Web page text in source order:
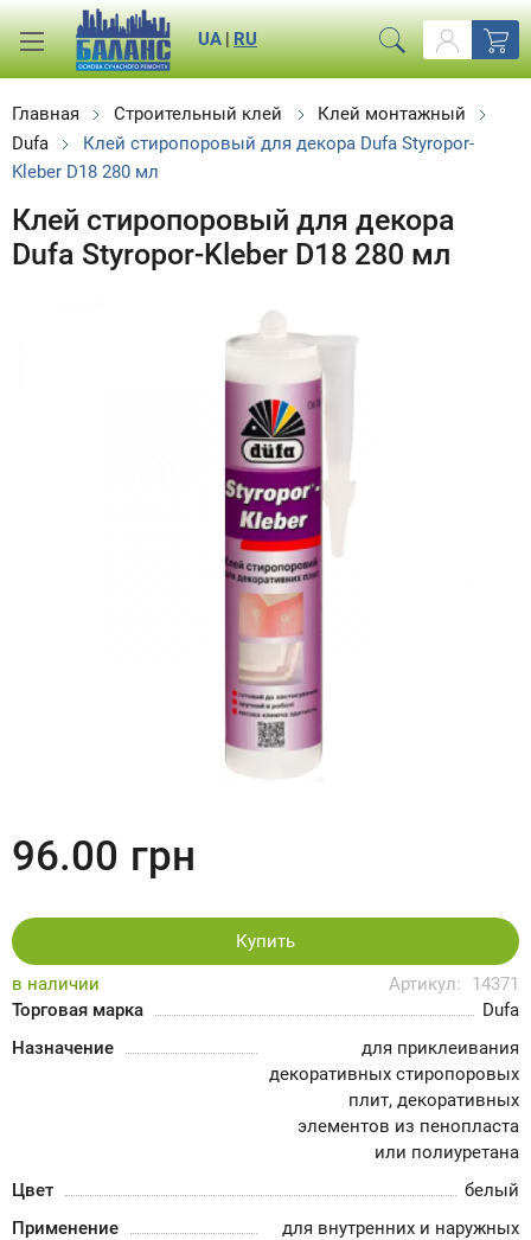
RU
|
UA
Главная Строительный клей
Клей монтажный
Dufa
Клей стиропоровый для декора Dufa Styropor-
Kleber D18 280 мл
Клей стиропоровый для декора
Dufa Styropor-Kleber D18 280 мл
в наличии Артикул:
14371
Торговая марка
Dufa
Назначение
для приклеивания
декоративных стиропоровых
плит, декоративных
элементов из пенопласта
или полиуретана
Цвет
белый
Применение
для внутренних и наружных
96.00 грн
Купить